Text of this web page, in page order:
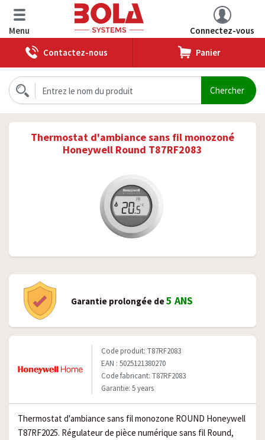
Menu
Connectez-vous
Contactez-nous
Panier
Thermostat d'ambiance sans fil monozoné
Honeywell Round T87RF2083
Garantie prolongée de5 ANS
Code produit: T87RF2083
EAN : 5025121380270
Code fabricant: T87RF2083
Garantie: 5 years
Thermostat d'ambiance sans fil monozone ROUND Honeywell
T87RF2025. Régulateur de pièce numérique sans fil Round,